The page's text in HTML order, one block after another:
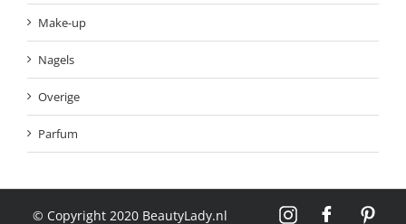
Make-up
Nagels
Overige
Parfum
© Copyright 2020 BeautyLady.nl